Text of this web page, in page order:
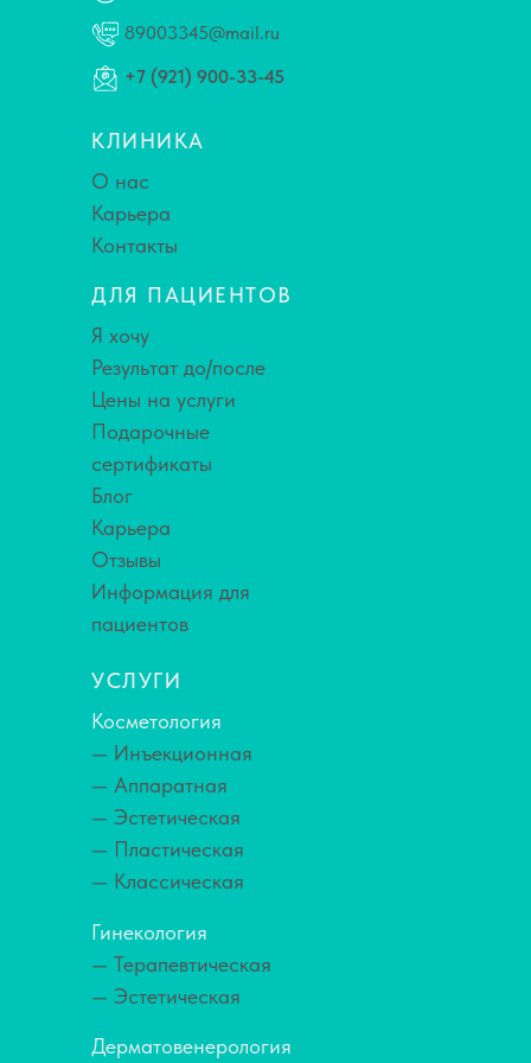
УСЛУГИ
КЛИНИКА
ДЛЯ ПАЦИЕНТОВ
+7 (921) 900-33-45
89003345@mail.ru
Я хочу
Результат до/после
Цены на услуги
Подарочные
сертификаты
Блог
Карьера
Отзывы
Информация для
пациентов
О нас
Карьера
Контакты
Косметология
— Инъекционная
— Аппаратная
— Эстетическая
— Пластическая
— Классическая
Дерматовенерология
Гинекология
— Терапевтическая
— Эстетическая